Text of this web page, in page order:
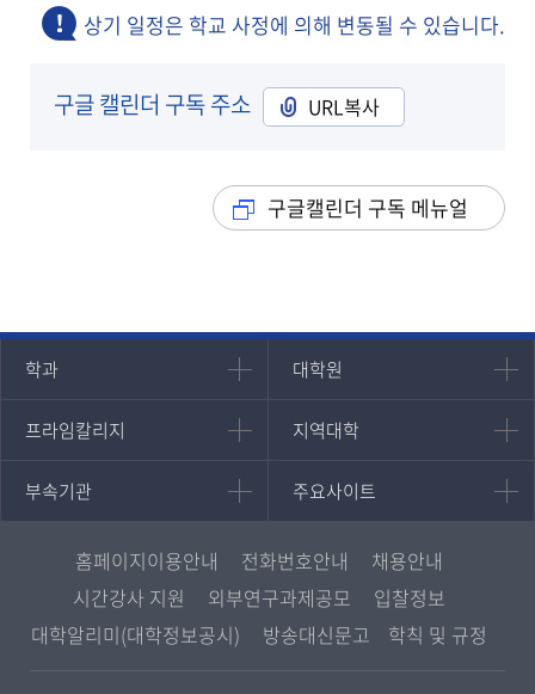
상기 일정은 학교 사정에 의해 변동될 수 있습니다.
구글 캘린더 구독 주소 URL복사
구글캘린더 구독 메뉴얼
학과
인문과학대학
국어국문학과
영어영문학과
일본학과
사회과학대학
대학원
대학원
대학원
경영대학원
프라임칼리지
프라임칼리지
학사학위과정
평생교육과정
지역대학
지역대학
지역대학 포털
서울지역대학
대구경북지역대학
인천지역대학
광주전남지역대학
부속기관
부속기관
중앙도서관
원격교육혁신연구원
통합인문학연구소
디지털미디어센터
주요사이트
주요사이트
멘토링
진로심리상담
교육정보화본부
국립대학육성사업
홈페이지이용안내 전화번호안내
채용안내
시간강사 지원
외부연구과제공모
입찰정보
대학알리미(대학정보공시)
방송대신문고 학칙 및 규정